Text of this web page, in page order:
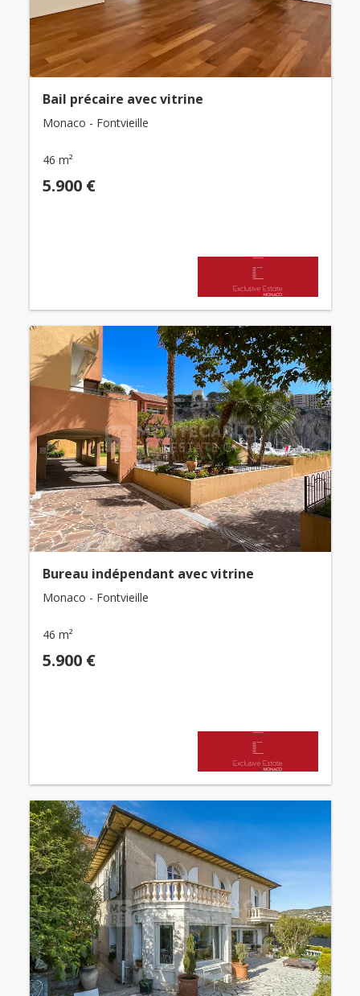
Bail précaire avec vitrine
Monaco - Fontvieille
46 m²
5.900 €
Bureau indépendant avec vitrine
Monaco - Fontvieille
46 m²
5.900 €